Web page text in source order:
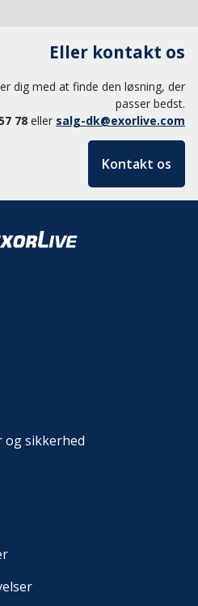
Eller kontakt os
dig med at finde den løsning, der
passer bedst.
78 eller salg-dk@exorlive.com
Kontakt os
og sikkerhed